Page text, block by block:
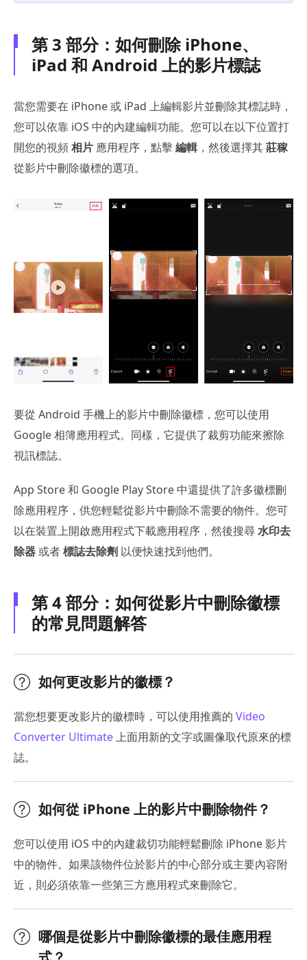
第 3 部分：如何刪除 iPhone、
iPad 和 Android 上的影片標誌
當您需要在 iPhone 或 iPad 上編輯影片並刪除其標誌時，
您可以依靠 iOS 中的內建編輯功能。您可以在以下位置打
開您的視頻相片 應用程序，點擊編輯 ，然後選擇其莊稼
從影片中刪除徽標的選項。
要從 Android 手機上的影片中刪除徽標，您可以使用
Google 相簿應用程式。同樣，它提供了裁剪功能來擦除
視訊標誌。
App Store 和 Google Play Store 中還提供了許多徽標刪
除應用程序，供您輕鬆從影片中刪除不需要的物件。您可
以在裝置上開啟應用程式下載應用程序，然後搜尋水印去
除器或者標誌去除劑 以便快速找到他們。
第 4 部分：如何從影片中刪除徽標
的常見問題解答
如何更改影片的徽標？
當您想要更改影片的徽標時，可以使用推薦的 Video
Converter Ultimate上面用新的文字或圖像取代原來的標
誌。
如何從 iPhone 上的影片中刪除物件？
您可以使用 iOS 中的內建裁切功能輕鬆刪除 iPhone 影片
中的物件。如果該物件位於影片的中心部分或主要內容附
近，則必須依靠一些第三方應用程式來刪除它。
哪個是從影片中刪除徽標的最佳應用程